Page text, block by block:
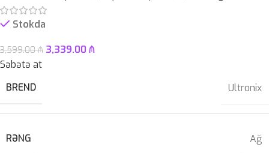
Stokda
3,599.00₼ 3,339.00 ₼
Səbətə at
BREND
Ultronix
RƏNG Ağ